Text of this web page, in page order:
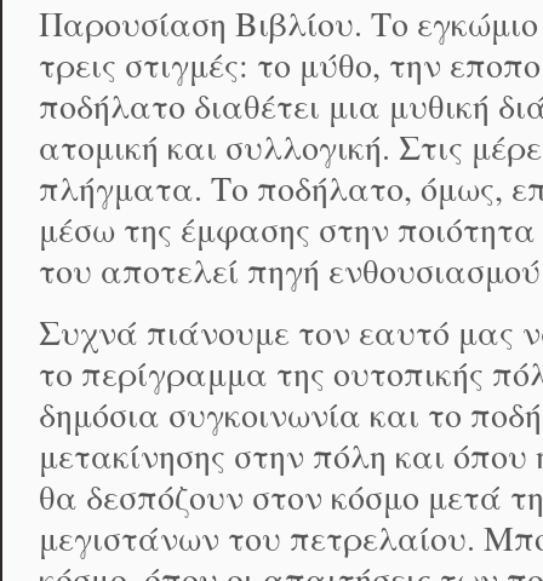
Παρουσίαση Βιβλίου. Το
τρεις στιγμές: το μύθο, την
ποδήλατο διαθέτει μια μυθική
ατομική και συλλογική. Στις
πλήγματα. Το ποδήλατο, όμως,
μέσω της έμφασης στην
του αποτελεί πηγή
Συχνά πιάνουμε τον εαυτό μας
το περίγραμμα της ουτοπικής
δημόσια συγκοινωνία και το
μετακίνησης στην πόλη και όπου
θα δεσπόζουν στον κόσμο μετά
μεγιστάνων του πετρελαίου.